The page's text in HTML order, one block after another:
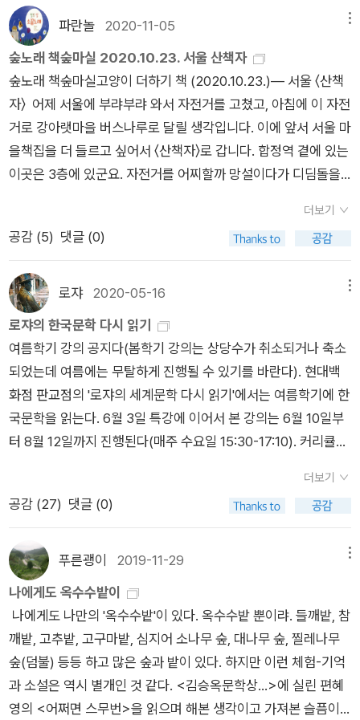
셈인데,,야생동물에게 물격이 있다면, 자기도 야생인간인 셈인데,
자신에게도 야생의 인격이 있다면서, 물격보다 거시기 하지 않겠
느냐는 호소가 너무 황당하고 웃겨서, 폭소가 터졌던..​월곡후야
(月谷後夜)- 월곡 동네의 밤중부터 아침까지. 1977년 발표.* 후
야:밤중에서 아침까지를 이르는 말, 불교에서 새벽 한 시부터 다
섯시까지의 시간​유령 출판사에서 번역의 위조일을 하던 '김희
찬'이 고향에 내려가려고 일단 몸을 섞던 애인 '조미애'를 따돌리
고두메산골 월곡면으로 들어가 동생 '수찬'과 함께 과수원 일을
자신의 동생 '수찬'과 눈이 맞은 듯한데..마을엔 14세의 '순이'가
개에 물려 낙태한 사건이 발생하였고,'순이'를 겁탈한 자는 '순
이'의 동무 아버지로 폐결핵을 앓고 있던 사람이었는데'순이'의
엄마와, 거금 삼만원과 땅문서로 합의를 보고 덮기로 하자'수
찬'과 또래의 청년들이 모여 도덕적인 응징을 가해 그자를 마을에
서 쫓아내고자 하는데,,​ ​
다. 발인제를 지내고 화장장에 도착하고 기다린다. 작은 어머니를
모실 때보다 빨라지고 간편하다. 장례버스 기사분이 말한 전분유
골함에 식당까지 챙기고 오다. 보자기로 싼 함의 온기가 여전히
남아 전달되는데 사시던 곳곳을 돈다. 그렇게 든 길은 당신이 달
리던 고개마루를 지나 당신이 뵙고 싶어하던 곳에 다다르자 비도
그쳐 편안히 모시게 된다. 포도와 술로 같이 모신 할아버지 할머
일 싫어하는 걸 정작 모르기가 다반사라고 한다. 그래서 바뀌지
않는 것이라고 하자. 일터에서 챙기는데 왜 가까이 정작 내 편의
맘을 모르느냐고 하자.삼우재도 49재도 생신으로 대신하고자 하
였지만, 다들 절에 모시고 탑을 돌고 묘소를 다녀오고 다른 추모
방법으로 곁을 채우고 있다. 존경하는 아버님, 고명손녀딸에게 물
가져오라는 심부름 한번 시키지 않았다는, 정말 따뜻한 할아버지
였다는 추모로 명절은 무척 깊어간다.몇 십년만의 친구들 방문으
로 그들의 삶들을 읽느라 정신이 없었다. 정신없이 상주들을 밀고
가거나 밀려가는 것이 다 이유가 있던 셈이다. 그럴 겨를을 주지
않았던 이들이 무척 고맙다. 4형제에게 각기 다른 엄한 아버지가
얼마나 다감해지고 다정해졌던가 얼마나 피해를 주고 싶지 않아
빈틈을 제주에서 온 한 강아지가 달래주고 채워준다. 밀착 방어를
일상을 채우기로 한다. 읽히는 '관촌'에는 부친의 삶들이 빼곡히
적혀있다. 애틋하거나 애절한 일상이 나란히 있다. 존경이라는 말
은 너무 부족하다. 정말 잘 사셨다는 말씀을 드릴 수밖에. 당신 노
석우!!! 멋졌어!!!큰아들 拜上 볕뉘. 어머니에게 읽어 드려야겠다.
정확히 파악할 수 없는 상황에 놓인 사자들의 미스테리를 파헤친
다. 최근 갈 수록 뉴스에서 눈에 띄는 영아 살인이나 학대로 인한
아동사망 사건, 한 때 내가 경악했던 초등생을 향한 염산테러사
건, 만삭 임산부 아내를 살해한 의사 등 법적 공방에 놓인 각종 의
문사에는 아무래도 법의학자들의 도움이 필수적이다. 경찰수사
나 검찰수사에서 드러나지 않은 증거를 얻어 상황을 뒤집는 경우
도 많기 때문이다. 이 책에는 언론을 떠들석하게 했던 다양한 사
례들도 담겨 있어 좀 더 자세한 당시 의혹과 진행상황을 알 수 있
자랐다.(중략)그러다 레지던트 4년차 마지막에 전문의 시험을 위
게임에 빠져들었다. 특히 이 사건은 일명 '그알'이라고도 일컬어
지는 '그것이 알고 싶다'에서 보고 상당히 놀랐고 무서웠던 기억
여성이 살해당할 경우 보통 남편이나 남자친구가 범인이라는 사
실이었다. 더구나 이 사람은 자기 아이를 임신한 아내를 살해하고
공방이 이어지자 이 남편은 캐나다 법의학자 마이클 스벤폴라넨
을 재판에 참여시킨다. 1996년 비슷한 사건으로 스위스 법의학
자가 국내 법의학자를 패퇴시킨 일도 있었던 것이다. P.50 1년에
두 번씩 개최하는 학회에 참석할 때도 법의학자들은 절대 함께 움
직이지않는다. 혹시 같은 고속버스를 타고 가다가 만약 사고라도
날 경우를 대비하기 위해서다. 혹시 사고가 발생해 한꺼번에 죽
는 일이 발생하기라도 하면 우리나라 법의학자가 전멸할 우려
가 있기 때문이다. 물론 농담이 포함된 진담이다. 이를 위해 우리
는 되도록 함께 이동하지 않고 개인적으로흩어져서 각자의 교통
수단을 이용해서 모인다.이렇게 누군가의 억울한 죽음을 알아내
는 중요한 일임에도 우리나라에 법의학자는 40명에 불과하다고
한다. 병원과 약국은 상당히 많은 편인데도 절대적으로 부족한 의
사 수,인기분야에 편중된 의사들을 생각해보면 어쩌면 당연한 결
시는 거 인정, 최시한님이 이 작품 주변인의 전기라고 평가한 거
격한 공감-시대의 변화도 잘 보였다. 우리 할머니가 해주신 주변
사람 이야기를 듣는 것 같은 기분. 처음에 엉뚱한 이야기로 시작
해 이번엔 누구에 대한 어떤 이야기를 할까 잔뜩 기대하게 되고,
마지막에는 감동포인트 하나씩 넣어주는 센스까지!! 생소한 단어
가 많아서 장벽이 높은 느낌이 들 수도 있지만 까짓 단어 몰라도
전체 스토리 파악에는 전혀 문제가 없기에 찾아보지도 않고 읽었
다. 어렵고 힘든 시기였지만 글로 보니 왜이리 따뜻하고 정겹고
파란놀 2020-11-05
숲노래 책숲마실 2020.10.23. 서울 산책자
숲노래 책숲마실고양이 더하기 책 (2020.10.23.)― 서울 〈산책
자〉 어제 서울에 부랴부랴 와서 자전거를 고쳤고, 아침에 이 자전
거로 강아랫마을 버스나루로 달릴 생각입니다. 이에 앞서 서울 마
을책집을 더 들르고 싶어서 〈산책자〉로 갑니다. 합정역 곁에 있는
이곳은 3층에 있군요. 자전거를 어찌할까 망설이다가 디딤돌을
하나 있군요. 이 자전거 옆에 제 자전거를 나란히 놓고 들어섭니
다. 서울에서 하루를 묵은 터라 한낮에 마을책집에 찾아갔습니
곳을 지키니?” 토실냥이는 책을 보러 왔다는 제 다리 사이를 끝
없이 오가면서 목덜미를 긁어 달라고 합니다. 토실냥이를 아랑곳
하지 않으면서 “넌 처음 보는 사람한테도 늘 이렇게 안기니?” 하
고 묻지만, 이 아이는 제가 목덜미를 긁지 않으면 안 떠날 낌새입
니다. 토실냥이 목덜미를 긁어 주니 가르랑거리다가 책상으로 펄
쩍 뛰어오르더니 벌러덩 눕습니다. “글쎄, 난 너랑 놀려고 오지
않았어. 책을 보러 왔다니까.” 목덜미는 긁어 주거나 배는 긁어 주
지 않아서인지 토라진 듯하지만, 그래도 내내 제 곁에 붙어서 “넌
뭔 책을 그리 보니? 어제도 책을 봤잖아? 이제 그만 보지? 너희
집에도 책 많다며?” 하며 자꾸 치근덕치근덕 붙습니다. 문득 앞
다보다가 흠칫 놀랍니다. 깜고양이는 “너희 노는 꼴을 구경하지
않았어. 쳇.” 하면서 골마루 나무디딤턱으로 갑니다. 한참 책시렁
을 살피는데 사람은 없구나 싶습니다. 가만히 보니 이곳은 ‘말과
활’이란 잡지를 펴내는 곳에서 꾸리는 책집이기도 하며, ‘산책자
+ 숨어있는 책’이란 이름으로, 헌책집 책시렁에서 옮긴 책을 두는
칸이 있구나 싶어요. 책을 집어서 뒤쪽을 봅니다. “아, 〈숨어있는
책〉 지기님이 슥슥 적은 책값 자국이로구나.” 푸름이일 적에 인천
마을책집을 돌며 찾아내어 읽은 최인훈 님 책을 새삼스레 장만합
더보기
공감 (5) 댓글 (0)
로쟈2020-05-16
로쟈의 한국문학 다시 읽기
여름학기 강의 공지다(봄학기 강의는 상당수가 취소되거나 축소
되었는데 여름에는 무탈하게 진행될 수 있기를 바란다). 현대백
화점 판교점의 '로쟈의 세계문학 다시 읽기'에서는 여름학기에 한
국문학을 읽는다. 6월 3일 특강에 이어서 본 강의는 6월 10일부
터 8월 12일까지 진행된다(매주 수요일 15:30-17:10). 커리큘럼
편을 새로 넣었다. 구체적인 일정은 아래와 같다. 로쟈의 세계문
학 다시 읽기 - 한국문학 특강 6월 03일_ 최인훈의 <광장> 다시
무진기행> 3강 6월 24일_ 황석영, <객지><삼포 가는 길> 4
강 7월 01일_ 이청준, <당신들의 천국> 5강 7월 08일_ 이문구,
<관촌수필> 6강 7월 15일_ 조세희, <난장이가 쏘아올린 작은
공> 7강 7월 22일_ 김원일, <마당 깊은 집> 8강 7월 29일_ 이
인성, <낯선 시간 속으로> 9강 8월 05일_ 이승우, <식물들의
사생활> 10강 8월 12일_ 김훈, <칼의 노래>
더보기
공감 (27) 댓글 (0)
푸른괭이 2019-11-29
나에게도 옥수수밭이
나에게도 나만의 '옥수수밭'이 있다. 옥수수밭 뿐이랴. 들깨밭, 참
깨밭, 고추밭, 고구마밭, 심지어 소나무 숲, 대나무 숲, 찔레나무
숲(덤불) 등등 하고 많은 숲과 밭이 있다. 하지만 이런 체험-기억
과 소설은 역시 별개인 것 같다. <김승옥문학상...>에 실린 편혜
영의 <어쩌면 스무번>을 읽으며 해본 생각이고 가져본 슬픔이